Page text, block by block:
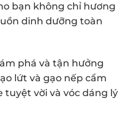
bạn không chỉ hương
dinh dưỡng toàn
phá và tận hưởng
lứt và gạo nếp cẩm
tuyệt vời và vóc dáng lý